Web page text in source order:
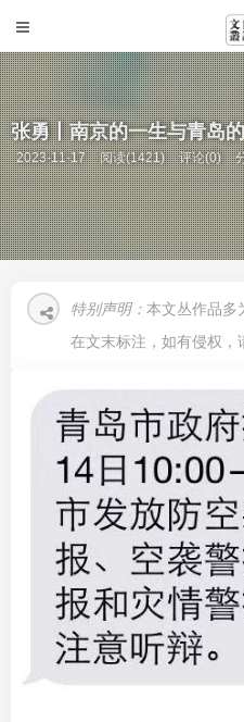
张勇丨南京的一生与青岛
2023-11-17 阅读(1421) 评论(0)
特别声明： 本文丛作品多
在文末标注，如有侵权，